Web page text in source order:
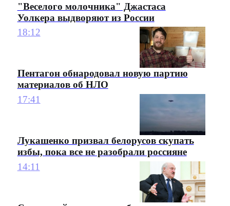
"Веселого молочника" Джастаса
Уолкера выдворяют из России
18:12
Пентагон обнародовал новую партию
материалов об НЛО
17:41
Лукашенко призвал белорусов скупать
избы, пока все не разобрали россияне
14:11